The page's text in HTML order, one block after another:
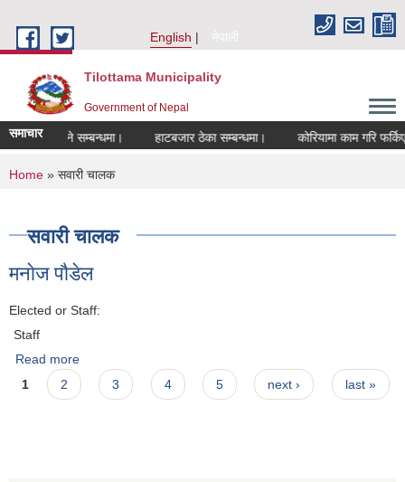
English
नेपाली
Tilottama Municipality
Government of Nepal
समाचारहुने सम्बन्धमा। हाटबजार ठेका सम्बन्धमा। कोरियामा काम गरि
You are here
Home » सवारी चालक
सवारी चालक
मनाेज पाैडेल
Elected or Staff:
Staff
Read more
Pages
1 2 3 4 5 next › last »